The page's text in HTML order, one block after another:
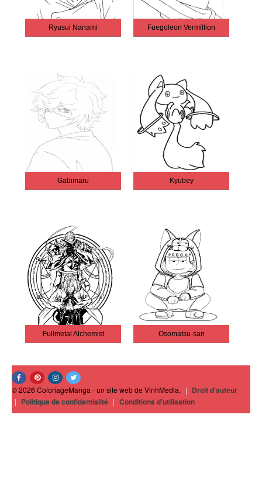
Ryusui Nanami Fuegoleon Vermillion
Gabimaru Kyubey
Fullmetal Alchemist Osomatsu-san
© 2026 ColoriageManga - un site web de VinhMedia. | Droit d'auteur
| Politique de confidentialité | Conditions d'utilisation